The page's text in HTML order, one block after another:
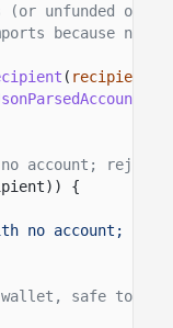
(or unfunded on-
because no
( recipient
account; reject
{
no account; SOL
wallet, safe to